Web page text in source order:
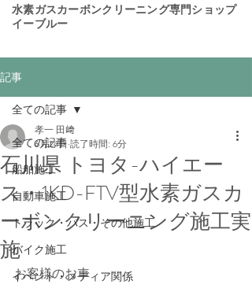
​水素ガスカーボンクリーニング専門ショップ
イーブルー
記事
全ての記事
船舶施工
自動車施工
トラック・バス・その他施工
バイク施工
イベント・メディア関係
全ての記事
石川県 トヨタ-ハイエー
ス・1KD-FTV型水素ガスカ
ーボンクリーニング施工実
施
孝一 田﨑
6月24日 読了時間: 6分
お客様のお車